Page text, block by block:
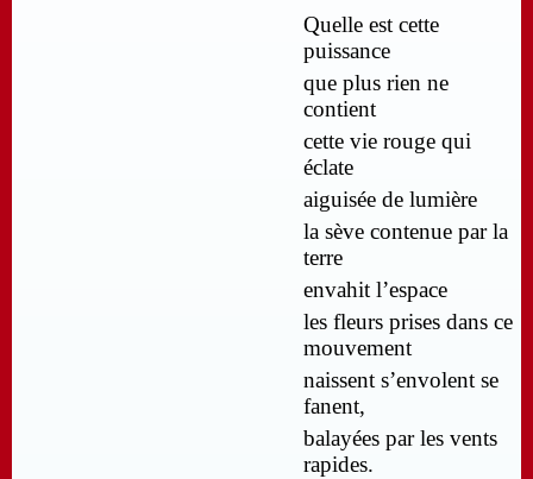
Quelle est cette
puissance
que plus rien ne
contient
cette vie rouge qui
éclate
aiguisée de lumière
la sève contenue par la
terre
envahit l’espace
les fleurs prises dans ce
mouvement
naissent s’envolent se
fanent,
balayées par les vents
rapides.